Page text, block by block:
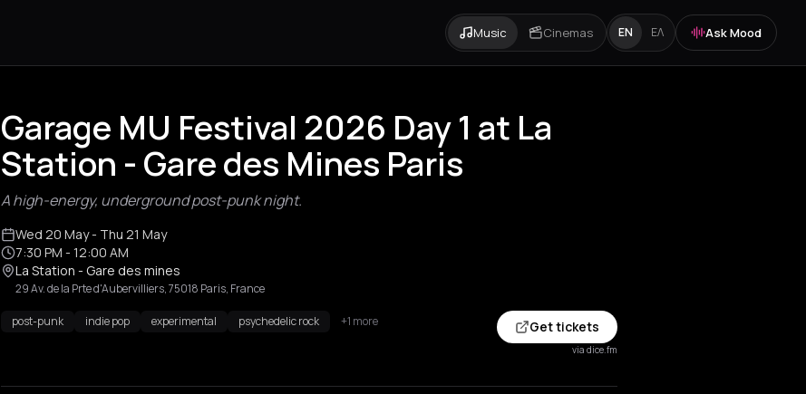
Music Cinemas EN ΕΛ Ask Mood
Garage MU Festival 2026 Day 1 at La
Station - Gare des Mines Paris
A high-energy, underground post-punk night.
Wed 20 May- Thu 21 May
7:30 PM - 12:00 AM
La Station - Gare des mines
29 Av. de la Prte d'Aubervilliers, 75018 Paris, France
post-punk indie pop experimental psychedelic rock +1 more Get tickets
via dice.fm